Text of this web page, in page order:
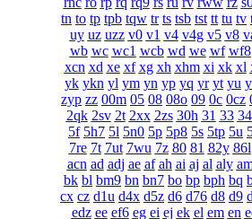
tn to tp tpb tqw tr ts tsb tst tt tu tv
uy uz uzz v0 v1 v4 v4g v5 v8
wb wc wc1 wcb wd we wf wf8
xcn xd xe xf xg xh xhm xi xk xl
yk ykn yl ym yn yp yq yr yt yu
zyp zz 00m 05 08 08o 09 0c 0cz
2qk 2sv 2t 2xx 2zs 30h 31 33
5f 5h7 5l 5n0 5p 5p8 5s 5tp 5u
7re 7t 7ut 7wu 7z 80 81 82y 86l
acn ad adj ae af ah ai aj al aly
bk bl bm9 bn bn7 bo bp bph bq
cx cz d1u d4x d5z d6 d76 d8 d9
edz ee ef6 eg ei ej ek el em en